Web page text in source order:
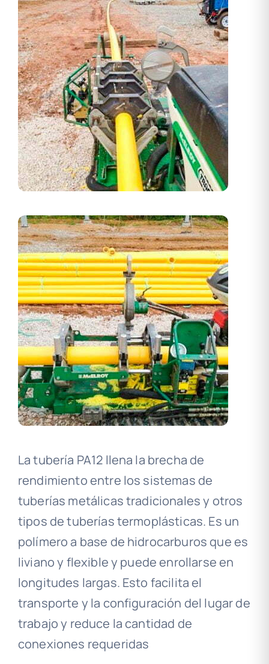
La tubería PA12 llena la brecha de
rendimiento entre los sistemas de
tuberías metálicas tradicionales y otros
tipos de tuberías termoplásticas. Es un
polímero a base de hidrocarburos que es
liviano y flexible y puede enrollarse en
longitudes largas. Esto facilita el
transporte y la configuración del lugar de
trabajo y reduce la cantidad de
conexiones requeridas